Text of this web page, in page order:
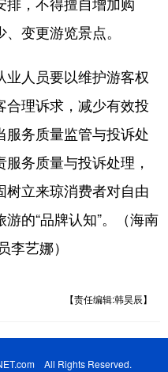
变更游览景点。
人员要以维护游客权
理诉求，减少有效投
务质量监管与投诉处
务质量与投诉处理，
立来琼消费者对自由
的“品牌认知”。（海南
李艺娜）
【责任编辑:韩昊辰】
All Rights Reserved.